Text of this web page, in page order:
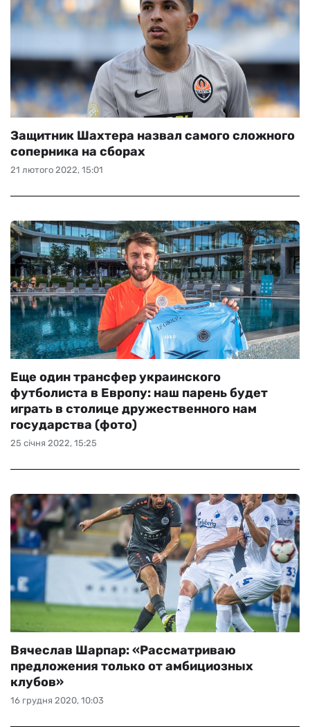
21 лютого 2022, 15:01
Защитник Шахтера назвал самого сложного
соперника на сборах
25 січня 2022, 15:25
Еще один трансфер украинского
футболиста в Европу: наш парень будет
играть в столице дружественного нам
государства (фото)
16 грудня 2020, 10:03
Вячеслав Шарпар: «Рассматриваю
предложения только от амбициозных
клубов»